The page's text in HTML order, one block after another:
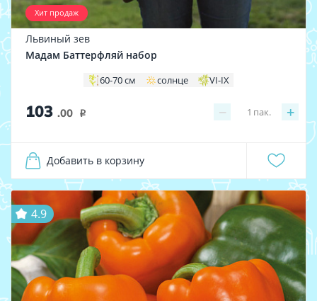
Хит продаж
Львиный зев
Мадам Баттерфляй набор
60-70 см солнце VI-IX
103 .00 i − +
1 пак.
Добавить в корзину
4.9